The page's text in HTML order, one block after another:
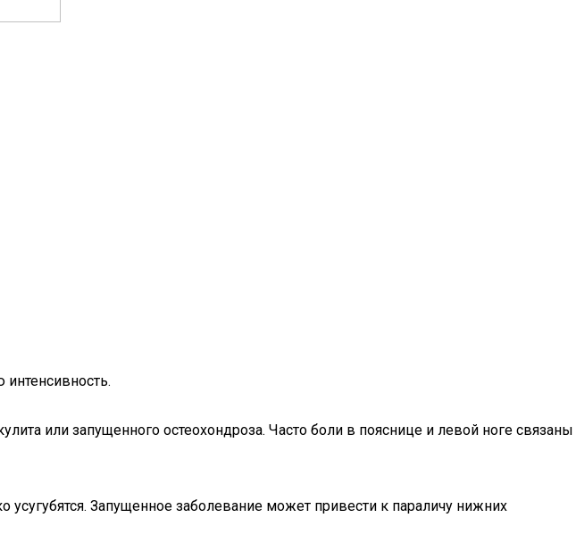
или запущенного остеохондроза. Часто боли в пояснице и левой ноге связаны
Запущенное заболевание может привести к параличу нижних